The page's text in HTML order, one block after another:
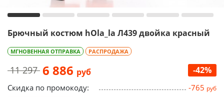
Брючный костюм hOla_la Л439 двойка красный
МГНОВЕННАЯ ОТПРАВКА РАСПРОДАЖА
11 297 6 886 руб -42%
Скидка по промокоду: -765 руб